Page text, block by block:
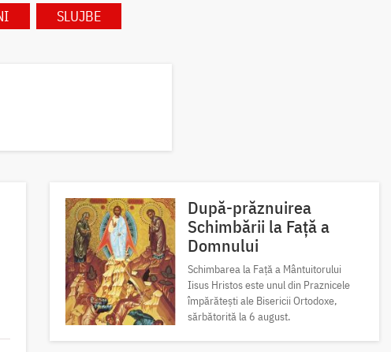
SLUJBE
După-prăznuirea
Schimbării la Față a
Domnului
Schimbarea la Față a Mântuitorului
Iisus Hristos este unul din Praznicele
împărătești ale Bisericii Ortodoxe,
sărbătorită la 6 august.